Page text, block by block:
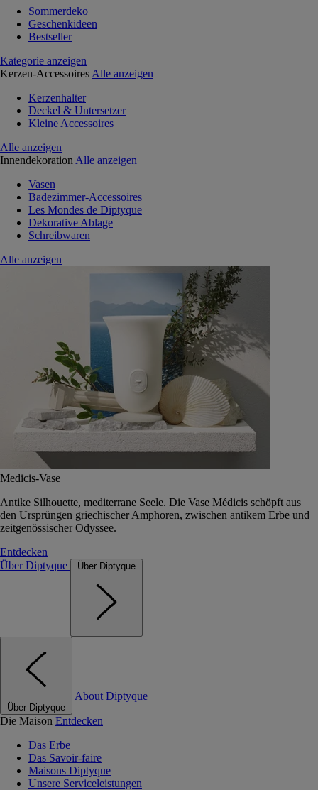
Sommerdeko
Geschenkideen
Bestseller
Kategorie anzeigen
Kerzen-Accessoires Alle anzeigen
Kerzenhalter
Deckel & Untersetzer
Kleine Accessoires
Alle anzeigen
Innendekoration Alle anzeigen
Vasen
Badezimmer-Accessoires
Les Mondes de Diptyque
Dekorative Ablage
Schreibwaren
Alle anzeigen
Medicis-Vase
Antike Silhouette, mediterrane Seele. Die Vase Médicis schöpft aus
den Ursprüngen griechischer Amphoren, zwischen antikem Erbe und
zeitgenössischer Odyssee.
Entdecken
Über Diptyque
Über Diptyque
Über Diptyque
About Diptyque
Die Maison Entdecken
Das Erbe
Das Savoir-faire
Maisons Diptyque
Unsere Serviceleistungen